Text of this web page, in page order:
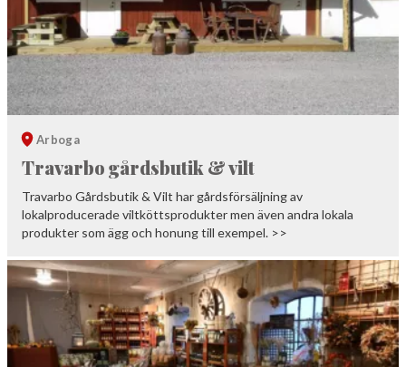
Arboga
Travarbo gårdsbutik & vilt
Travarbo Gårdsbutik & Vilt har gårdsförsäljning av
lokalproducerade viltköttsprodukter men även andra lokala
produkter som ägg och honung till exempel. >>